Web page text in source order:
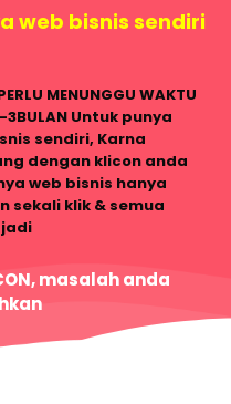
web bisnis sendiri
MENUNGGU WAKTU
3BULAN Untuk punya
sendiri, Karna
dengan klicon anda
web bisnis hanya
sekali klik & semua
masalah anda